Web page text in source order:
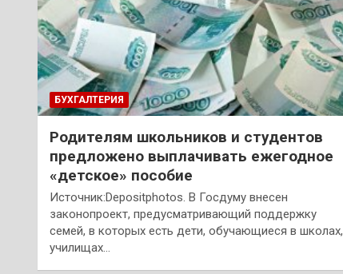
БУХГАЛТЕРИЯ
Родителям школьников и студентов
предложено выплачивать ежегодное
«детское» пособие
Источник:Depositphotos. В Госдуму внесен
законопроект, предусматривающий поддержку
семей, в которых есть дети, обучающиеся в школах,
училищах…